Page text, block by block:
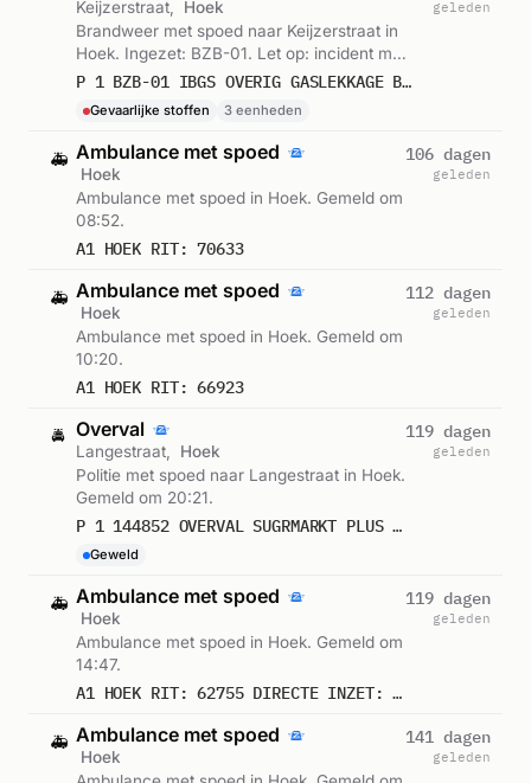
Keijzerstraat,
Hoek
Brandweer met spoed naar Keijzerstraat in
Hoek. Ingezet: BZB-01. Let op: incident met
gevaarlijke stoffen. Gemeld om 12:36.
P 1 BZB-01 IBGS OVERIG GASLEKKAGE BUITEN KEIJZERSTRAAT HOEK 196632 196660 196695
Gevaarlijke stoffen 3 eenheden
geleden
🚑 Ambulance met spoed
Hoek
Ambulance met spoed in Hoek. Gemeld om
08:52.
A1 HOEK RIT: 70633
106 dagen
geleden
🚑 Ambulance met spoed
Hoek
Ambulance met spoed in Hoek. Gemeld om
10:20.
A1 HOEK RIT: 66923
112 dagen
geleden
🚔 Overval
Langestraat,
Hoek
Politie met spoed naar Langestraat in Hoek.
Gemeld om 20:21.
P 1 144852 OVERVAL SUGRMARKT PLUS SUPERMARKT PLUS LANGESTRAAT HOEK
Geweld
119 dagen
geleden
🚑 Ambulance met spoed
Hoek
Ambulance met spoed in Hoek. Gemeld om
14:47.
A1 HOEK RIT: 62755 DIRECTE INZET: JA
119 dagen
geleden
🚑 Ambulance met spoed
Hoek
141 dagen
geleden